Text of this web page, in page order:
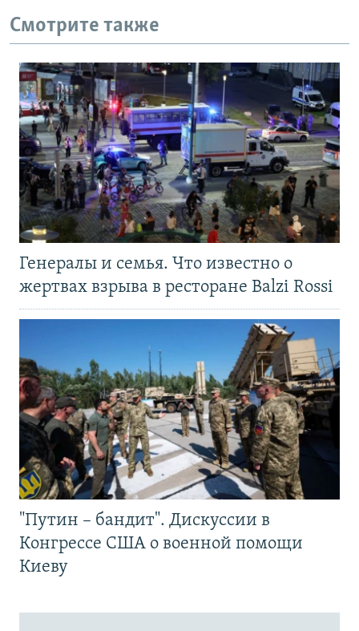
Смотрите также
Генералы и семья. Что известно о
жертвах взрыва в ресторане Balzi Rossi
"Путин – бандит". Дискуссии в
Конгрессе США о военной помощи
Киеву